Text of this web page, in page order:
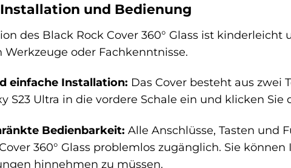
und Bedienung
des Black Rock Cover 360° Glass ist
Werkzeuge oder Fachkenntnisse.
einfache Installation: Das Cover besteht aus zwei
S23 Ultra in die vordere Schale ein und klicken
Bedienbarkeit: Alle Anschlüsse, Tasten und
360° Glass problemlos zugänglich. Sie
hinnehmen zu müssen.